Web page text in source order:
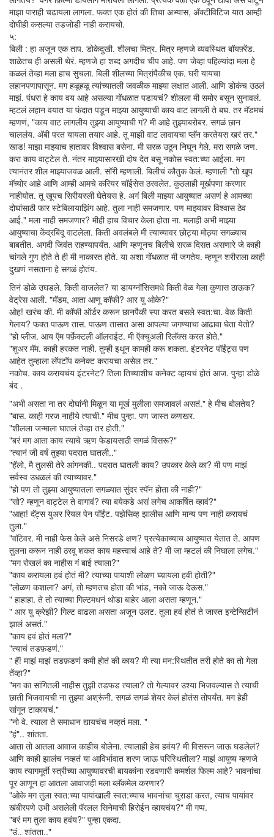
माझा पाराही चढायला लागला. फक्त एक होतं की तिचा अभ्यास, अ‍ॅक्टीविटिज यात आम्ही
दोघीही कसल्या तडजोडी नाही करायचो.
५:
बिली : हा अजून एक ताप. डोकेदुखी. शीलचा मित्र. मित्र म्हणजे व्यवस्थित बॉयफ़्रेंड.
शाळेतच ही असली थेरं. म्हणजे हा शब्द अगदीच चीप आहे. पण जेव्हा पहिल्यांदा मला हे
कळलं तेव्हा मला हाच सुचला. बिली शीलच्या मित्रांपैकीच एक. घरी यायचा
लहानपणापासून. मग हळूहळू त्यांच्यातली जवळीक माझ्या लक्षात आली. आणि डोकंच उठलं
माझं. पंधरा हे काय वय आहे असल्या गोंधळात पडायचं? शीलला मी समोर बसून सुनावलं.
म्हटलं लहान वयात या फंदात पडून माझ्या आयुष्याची काय वाट लागली ते बघ. तर मॅडमचं
म्हणणं, "काय वाट लागलीय तुझ्या आयुष्याची गं? मी आहे तुझ्याबरोबर. सगळं छान
चाललंय. अ‍ॅबी परत यायला तयार आहे. तू माझी वाट लावायचा प्लॅन करतेयस खरं तर."
खाड! माझा माझ्याच हातावर विश्वास बसेना. मी सरळ उठून निघून गेले. मरा सगळे जण.
करा काय वाट्टेल ते. नंतर माझ्यासारखी दोष देत बसू नकोस स्वत:च्या आईला. मग
त्यानंतर शील माझ्याजवळ आली. सॉरी म्हणाली. बिलीचं कौतुक केलं. म्हणाली "तो खूप
मॅच्योर आहे आणि आम्ही आमचे करियर चॉईसेस ठरवलेत. कुठलाही मूर्खपणा करणार
नाहीयोत. तू खूपच सिरीयस्ली घेतेयस हे. अगं बिली माझ्या आयुष्यात असणं हे आमच्या
दोघांसाठी फार स्टेबिलायाझिंग आहे. तुला नाही समजणार. पण माझ्यावर विश्वास ठेव
आई." मला नाही समजणार? मीही हाच विचार केला होता ना. मलाही अभी माझ्या
आयुष्याचा केंद्रबिंदू वाटलेला. किती अवलंबले मी त्याच्यावर छोट्या मोठ्या सगळ्याच
बाबतीत. अगदी जिवंत राहण्यापर्यंत. आणि म्हणूनच बिलीचे सरळ दिसत असणारे जे काही
चांगले गुण होते ते ही मी नाकारत होते. या अशा गोंधळात मी जगतेय. म्हणून शरीराला काही
दुखणं नसताना हे सगळं होतंय.
तिनं डोळे उघडले. किती वाजलेत? या डायग्नॉसिसमधे किती वेळ गेला कुणास ठाऊक?
वेट्रेस आली. "मॅडम, आता आणू कॉफी? आर यु ओके?"
ओह! खरंच की. मी कॉफी ऑर्डर करून छानपैकी स्पा करत बसले स्वत:चा. वेळ किती
गेलाय? फक्त पाऊण तास. पाऊण तासात असा आपल्या जगण्याचा आढावा घेता येतो?
"हो प्लीज. आय ऍम पर्फ़ेक्टली ऑलराईट. मी ऍक्चुअली रिलॅक्स करत होते."
"शुअर मॅम. काही हरकत नाही. तुम्ही इथून कामही करू शकता. इंटरनेट पॉईंट्स पण
आहेत तुम्हाला लॅपटॉप कनेक्ट करायचा असेल तर."
नकोच. काय करायचंय इंटरनेट? तिला तिच्याशीच कनेक्ट व्हायचं होतं आज. पुन्हा डोळे
बंद .
"अभी असता ना तर दोघांनी मिळून या मूर्ख मुलीला समजावलं असतं." हे मीच बोलतेय?
"बास. काही गरज नाहीये त्याची." मीच पुन्हा. पण जास्त कणखर.
"शीलला जन्माला घातलं तेव्हा तर होती."
"बरं मग आता काय त्याचे ऋण फेडायसाठी सगळं विसरू?"
"त्यानं जी वर्षं तुझ्या पदरात घातली.."
"हॅलो, मै तुलसी तेरे आंगनकी.. पदरात घातली काय? उपकार केले का? मी पण माझं
सर्वस्व उधळलं की त्याच्यावर."
"हो पण तो तुझ्या आयुष्यातला सगळ्यात सुंदर स्पॅन होता की नाही?"
"सो? म्हणून वाट्टेल ते वागावं? त्या बयेकडे असं लगेच आकर्षित व्हावं?"
"आहा! दॅट्स युअर रियल पेन पॉईंट. पझेसिव्ह झालीस आणि मान्य पण नाही करायचं
तुला."
"वॉटेवर. मी नाही फेस केले असे निसरडे क्षण? प्रत्येकाच्याच आयुष्यात येतात ते. आपण
तुलना करून नाही ठरवू शकत काय महत्त्वाचं आहे ते? मी जा म्हटलं की निघाला लगेच."
"मग रोखलं का नाहीस गं बाई त्याला?"
"काय करायला हवं होतं मी? त्याच्या पायाशी लोळण घ्य़ायला हवी होती?"
"लोळण कशाला? अगं, तो म्हणतच होता की भांड, नको जाऊ देऊस."
" हाहाहा. ते तो त्याच्या गिल्टमधनं थोडा बाहेर आला असता म्हणून."
" आर यु क्रेझी? गिल्ट वाढला असता अजून उलट. तुला हवं होतं ते जास्त इन्टेन्सिटीनं
झालं असतं."
"काय हवं होतं मला?"
"त्याचं तडफ़डणं."
" हॅं! माझं माझं तडफ़डणं कमी होतं की काय? मी त्या मन:स्थितीत तरी होते का तो गेला
तेंव्हा?"
"मग का सांगितली नाहीस तुझी तडफड त्याला? तो गेल्यावर उश्या भिजवल्यास ते त्याची
छाती भिजवायची ना तुझ्या अश्रूंनी. सगळं सगळं शेयर केलं होतंस तोपर्यंत. मग हेही
सांगून टाकायचं."
"नो वे. त्याला ते समाधान द्यायचंच नव्हतं मला. "
"हं".. शांतता.
आता तो आतला आवाज काहीच बोलेना. त्यालाही हेच हवंय? मी विसरून जाऊ घडलेलं?
आणि काही झालंच नव्हतं या आविर्भावात शरण जाऊ परिस्थितीला? माझं आयुष्य म्हणजे
काय त्यागमूर्ती स्त्रीच्या आयुष्यावरची बायकांना रडवणारी कमर्शल फिल्म आहे? भावनांचा
पूर आणून हा आतला आवाजही मला ब्लॅकमेल करणार?
"ओके मग तुला स्वत:च्या पायांखाली स्वत:च्याच भावनांचा चुराडा करत, त्याच पायांवर
खंबीरपणे उभी असलेली पॅरलल सिनेमाची हिरोईन व्हायचंय?" मी गप्प.
"बरं मग तुला काय हवंय?" पुन्हा एकदा.
"उं.. शांतता.."